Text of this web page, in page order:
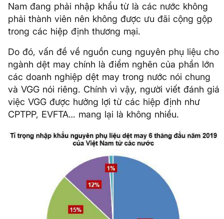
Nam đang phải nhập khẩu từ là các nước không
phải thành viên nên không được ưu đãi cộng gộp
trong các hiệp định thương mại.
Do đó, vấn đề về nguồn cung nguyên phụ liệu cho
ngành dệt may chính là điểm nghẽn của phần lớn
các doanh nghiệp dệt may trong nước nói chung
và VGG nói riêng. Chính vì vậy, người viết đánh giá
việc VGG được hưởng lợi từ các hiệp định như
CPTPP, EVFTA… mang lại là không nhiều.